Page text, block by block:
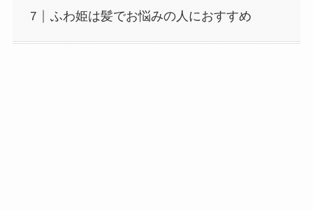
ふわ姫は髪でお悩みの人におすすめ